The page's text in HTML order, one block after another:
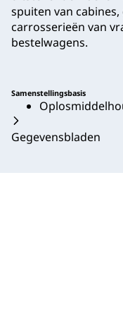
spuiten van
carrosserieën van
bestelwagens.
Samenstellingsbasis
Gegevensbladen